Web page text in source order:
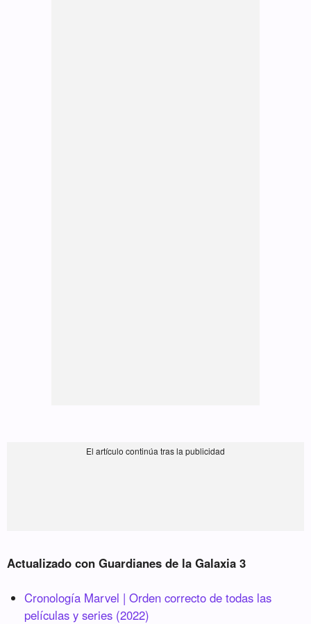
Actualizado con Guardianes de la Galaxia 3
Cronología Marvel | Orden correcto de todas las
películas y series (2022)